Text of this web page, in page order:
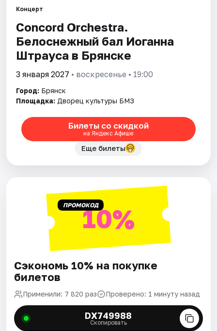
Артисты
Рейтинги
Концерт
Concord Orchestra.
Белоснежный бал Иоганна
Штрауса в Брянске
3 января 2027 • воскресенье • 19:00
Город: Брянск
Площадка: Дворец культуры БМЗ
Билеты со скидкой
на Яндекс Афише
Еще билеты
ПРОМОКОД10%
Сэкономь 10% на покупке
билетов
Применили: 7 820 раз Проверено: 1 минуту назад
DX749988
Скопировать